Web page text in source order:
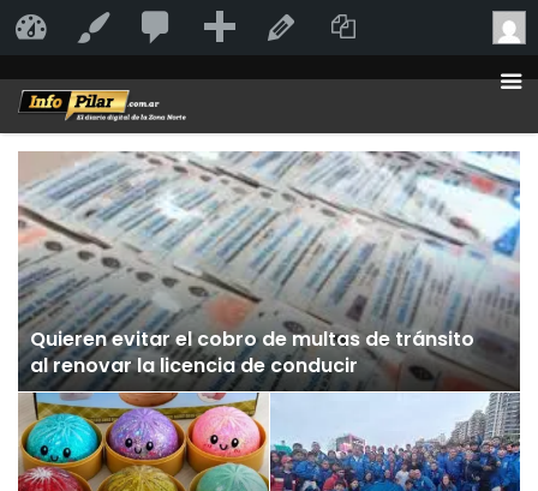
Quieren evitar el cobro de multas de tránsito
al renovar la licencia de conducir
InfoPilar Personalizar
moderación
Añadir Duplicate